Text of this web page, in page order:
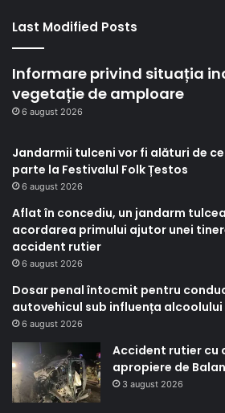
Last Modified Posts
Informare privind situația
vegetație de amploare
6 august 2026
Jandarmii tulceni vor fi alături de
parte la Festivalul Folk Țestos
6 august 2026
Aflat în concediu, un jandarm
acordarea primului ajutor unei
accident rutier
6 august 2026
Dosar penal întocmit pentru
autovehicul sub influența alcoolului
6 august 2026
Accident rutier cu
apropiere de
3 august 2026